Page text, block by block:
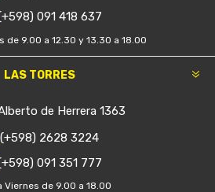
091 418 637
de 9.00 a 12.30 y 13.30 a 18.00
LAS TORRES
de Herrera 1363
(+598) 2628 3224
091 351 777
Viernes de 9.00 a 18.00